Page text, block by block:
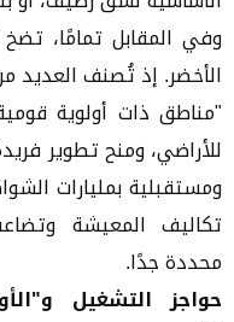
وفي المقابل تمامًا، تضخ
الأخضر. إذ تُصنف العديد
"مناطق ذات أولوية
للأراضي، ومنح تطوير
ومستقبلية بمليارات
تكاليف المعيشة
محددة جدًا.
حواجز التشغيل